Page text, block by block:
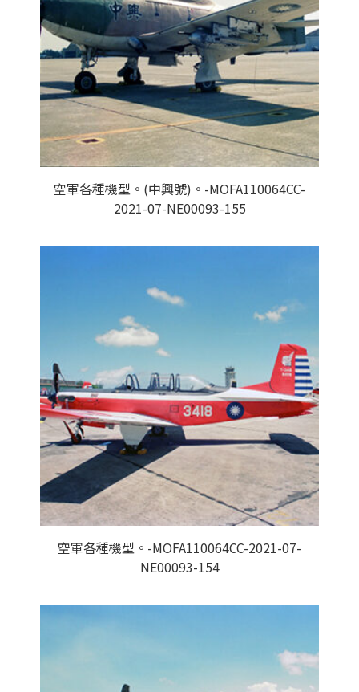
空軍各種機型。(中興號)。-MOFA110064CC-
2021-07-NE00093-155
空軍各種機型。-MOFA110064CC-2021-07-
NE00093-154